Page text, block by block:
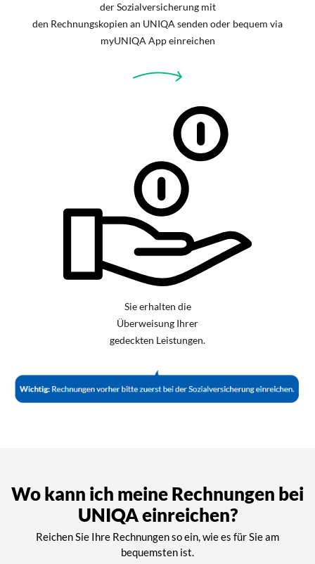
der Sozialversicherung mit
den Rechnungskopien an UNIQA senden oder bequem via
myUNIQA App einreichen
Sie erhalten die
Überweisung Ihrer
gedeckten Leistungen.
Wo kann ich meine Rechnungen bei
UNIQA einreichen?
Reichen Sie Ihre Rechnungen so ein, wie es für Sie am
bequemsten ist.